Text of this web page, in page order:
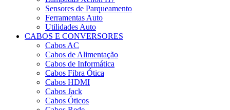
Sensores de Parqueamento
Ferramentas Auto
Utilidades Auto
CABOS E CONVERSORES
Cabos AC
Cabos de Alimentação
Cabos de Informática
Cabos Fibra Ótica
Cabos HDMI
Cabos Jack
Cabos Óticos